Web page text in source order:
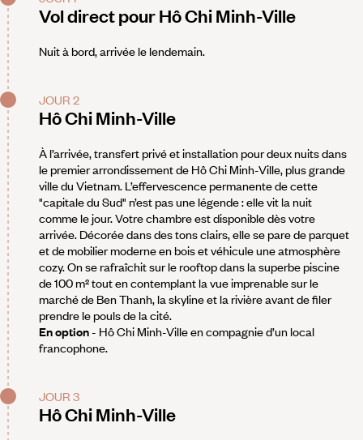
Vol direct pour Hô Chi Minh-Ville
Nuit à bord, arrivée le lendemain.
JOUR 2
Hô Chi Minh-Ville
À l’arrivée, transfert privé et installation pour deux nuits dans
le premier arrondissement de Hô Chi Minh-Ville, plus grande
ville du Vietnam. L’effervescence permanente de cette
"capitale du Sud" n’est pas une légende : elle vit la nuit
comme le jour. Votre chambre est disponible dès votre
arrivée. Décorée dans des tons clairs, elle se pare de parquet
et de mobilier moderne en bois et véhicule une atmosphère
cozy. On se rafraîchit sur le rooftop dans la superbe piscine
de 100 m² tout en contemplant la vue imprenable sur le
marché de Ben Thanh, la skyline et la rivière avant de filer
prendre le pouls de la cité.
En option- Hô Chi Minh-Ville en compagnie d’un local
francophone.
JOUR 3
Hô Chi Minh-Ville